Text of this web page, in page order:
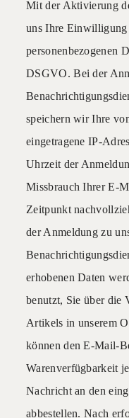
Mit der Aktivierung
uns Ihre
personenbezogenen
DSGVO. Bei der
speichern wir Ihre
eingetragene IP-
Uhrzeit der
Missbrauch Ihrer E-
Zeitpunkt
der Anmeldung zu
erhobenen Daten
benutzt, Sie über die
Artikels in unserem
können den E-Mail-
Warenverfügbarkeit
Nachricht an den
abbestellen. Nach